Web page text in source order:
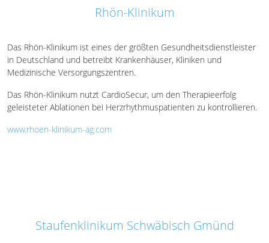
Rhön-Klinikum
Das Rhön-Klinikum ist eines der größten Gesundheitsdienstleister
in Deutschland und betreibt Krankenhäuser, Kliniken und
Medizinische Versorgungszentren.
Das Rhön-Klinikum nutzt CardioSecur, um den Therapieerfolg
geleisteter Ablationen bei Herzrhythmuspatienten zu kontrollieren.
www.rhoen-klinikum-ag.com
Staufenklinikum Schwäbisch Gmünd